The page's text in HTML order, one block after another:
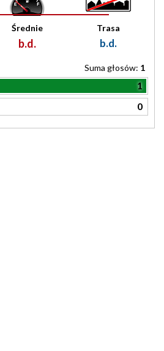
Średnie
b.d.
Trasa
b.d.
Suma głosów: 1
1
0